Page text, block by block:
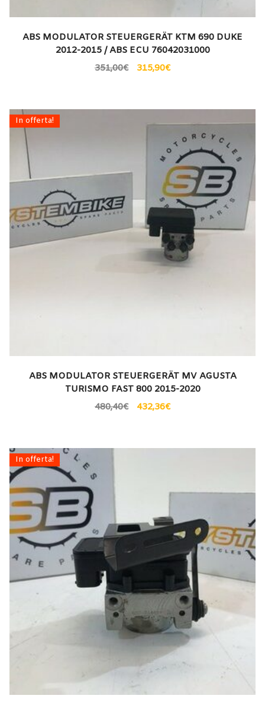
ABS MODULATOR STEUERGERÄT KTM 690 DUKE
2012-2015 / ABS ECU 76042031000
351,00€ 315,90€
In offerta!
ABS MODULATOR STEUERGERÄT MV AGUSTA
TURISMO FAST 800 2015-2020
480,40€ 432,36€
In offerta!